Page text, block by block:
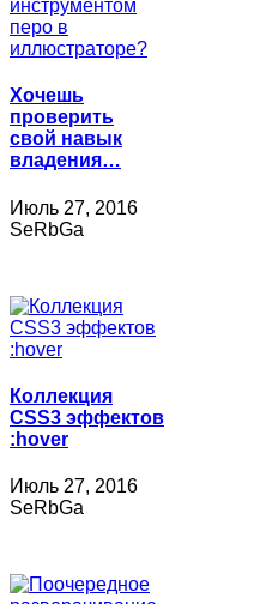
Хочешь
проверить
свой навык
владения…
Июль 27, 2016
SeRbGa
Коллекция
CSS3 эффектов
:hover
Июль 27, 2016
SeRbGa